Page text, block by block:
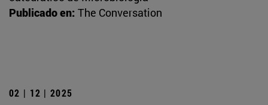
Publicado en: The Conversation
02 | 12 | 2025